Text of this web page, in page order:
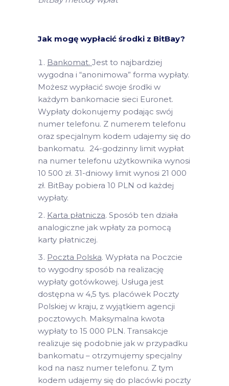
Jak mogę wypłacić środki z BitBay?
Bankomat. Jest to najbardziej
wygodna i “anonimowa” forma wypłaty.
Możesz wypłacić swoje środki w
każdym bankomacie sieci Euronet.
Wypłaty dokonujemy podając swój
numer telefonu. Z numerem telefonu
oraz specjalnym kodem udajemy się do
bankomatu. 24-godzinny limit wypłat
na numer telefonu użytkownika wynosi
10 500 zł. 31-dniowy limit wynosi 21 000
zł. BitBay pobiera 10 PLN od każdej
wypłaty.
Karta płatnicza. Sposób ten działa
analogiczne jak wpłaty za pomocą
karty płatniczej.
Poczta Polska. Wypłata na Poczcie
to wygodny sposób na realizację
wypłaty gotówkowej. Usługa jest
dostępna w 4,5 tys. placówek Poczty
Polskiej w kraju, z wyjątkiem agencji
pocztowych. Maksymalna kwota
wypłaty to 15 000 PLN. Transakcje
realizuje się podobnie jak w przypadku
bankomatu – otrzymujemy specjalny
kod na nasz numer telefonu. Z tym
kodem udajemy się do placówki poczty